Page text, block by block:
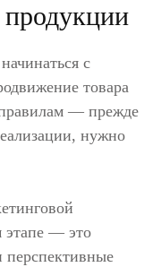
с
товара
— прежде
нужно
этапе — это
перспективные